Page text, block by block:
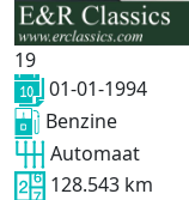
19
01-01-1994
Benzine
Automaat
128.543 km